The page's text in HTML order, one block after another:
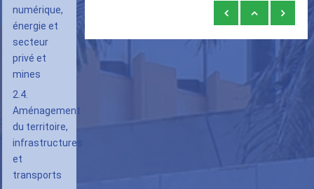
numérique,
énergie et
secteur
privé et
mines
2.4.
Aménagement
du territoire,
infrastructures
et
transports
transversaux
de
livre